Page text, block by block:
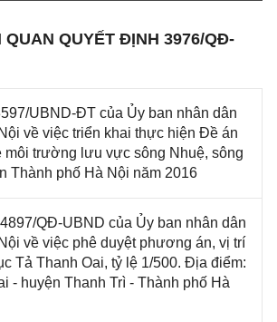
QUAN QUYẾT ĐỊNH 3976/QĐ-
UBND-ĐT của Ủy ban nhân dân
về việc triển khai thực hiện Đề án
môi trường lưu vực sông Nhuệ, sông
Thành phố Hà Nội năm 2016
QĐ-UBND của Ủy ban nhân dân
về việc phê duyệt phương án, vị trí
Tả Thanh Oai, tỷ lệ 1/500. Địa điểm:
- huyện Thanh Trì - Thành phố Hà